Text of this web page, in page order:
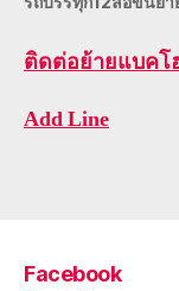
ติดต่อย้ายแบคโ
Add Line
Facebook